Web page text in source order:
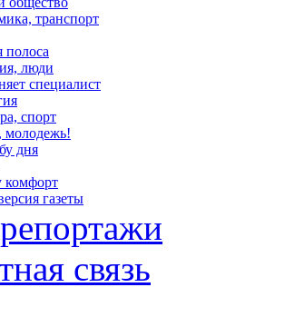
транспорт
полоса
люди
специалист
спорт
молодежь!
дня
комфорт
газеты
связь